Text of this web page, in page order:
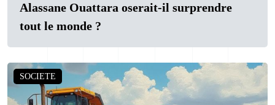
Alassane Ouattara oserait-il surprendre
tout le monde ?
SOCIETE